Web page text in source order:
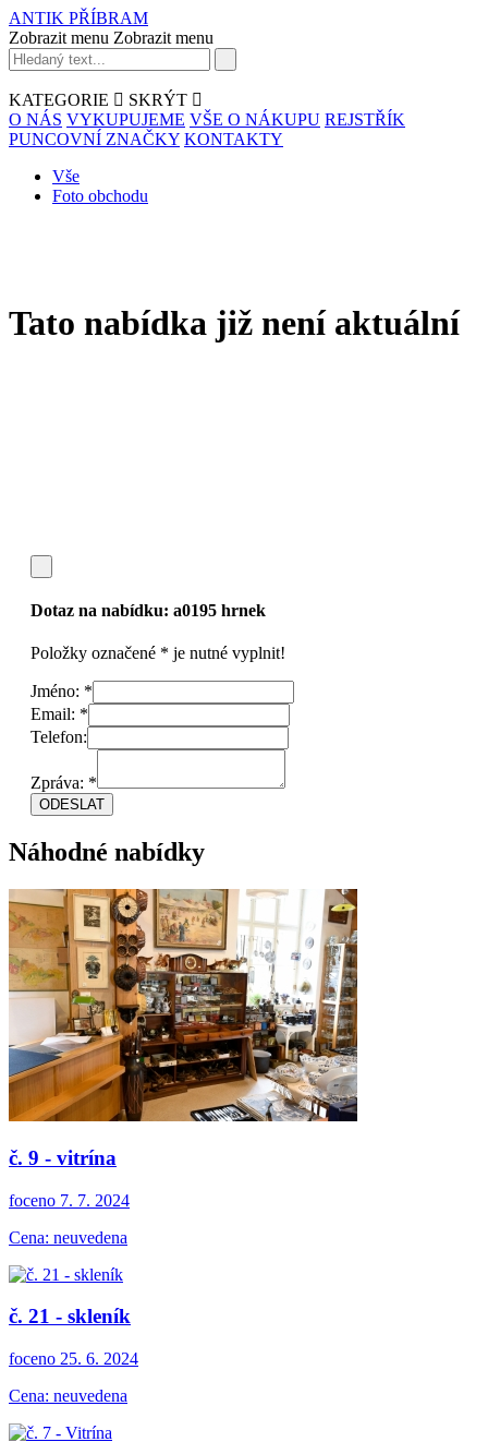
ANTIK PŘÍBRAM
Zobrazit menu Zobrazit menu
KATEGORIE
SKRÝT
O NÁS VYKUPUJEME VŠE O NÁKUPU REJSTŘÍK
PUNCOVNÍ ZNAČKY KONTAKTY
Vše
Foto obchodu
Tato nabídka již není aktuální
Dotaz na nabídku: a0195 hrnek
Položky označené * je nutné vyplnit!
Jméno: *
Email: *
Telefon:
Zpráva: *
Náhodné nabídky
č. 9 - vitrína
foceno 7. 7. 2024
Cena: neuvedena
č. 21 - skleník
foceno 25. 6. 2024
Cena: neuvedena